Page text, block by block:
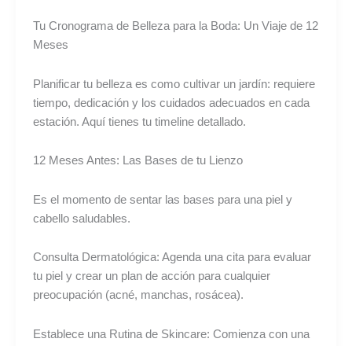
Tu Cronograma de Belleza para la Boda: Un Viaje de 12
Meses
Planificar tu belleza es como cultivar un jardín: requiere
tiempo, dedicación y los cuidados adecuados en cada
estación. Aquí tienes tu timeline detallado.
12 Meses Antes: Las Bases de tu Lienzo
Es el momento de sentar las bases para una piel y
cabello saludables.
Consulta Dermatológica: Agenda una cita para evaluar
tu piel y crear un plan de acción para cualquier
preocupación (acné, manchas, rosácea).
Establece una Rutina de Skincare: Comienza con una